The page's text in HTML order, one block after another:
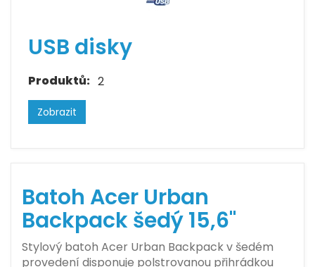
USB disky
Produktů: 2
Zobrazit
Batoh Acer Urban
Backpack šedý 15,6"
Stylový batoh Acer Urban Backpack v šedém
provedení disponuje polstrovanou přihrádkou